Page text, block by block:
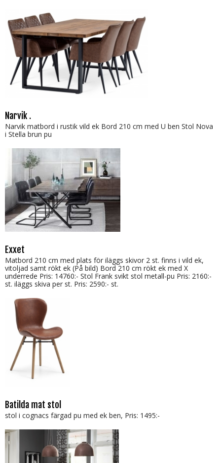
Narvik .
Narvik matbord i rustik vild ek Bord 210 cm med U ben Stol Nova
i Stella brun pu
Exxet
Matbord 210 cm med plats för iläggs skivor 2 st. finns i vild ek,
vitoljad samt rökt ek (På bild) Bord 210 cm rökt ek med X
underrede Pris: 14760:- Stol Frank svikt stol metall-pu Pris: 2160:-
st. iläggs skiva per st. Pris: 2590:- st.
Batilda mat stol
stol i cognacs färgad pu med ek ben, Pris: 1495:-